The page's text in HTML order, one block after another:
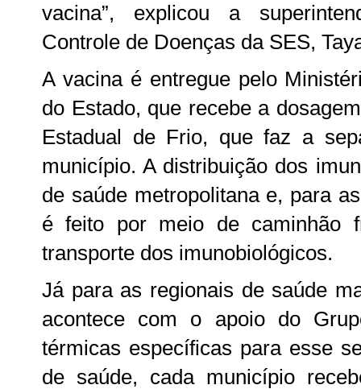
vacina”, explicou a
Controle de Doenças da SES,
A vacina é entregue pelo
do Estado, que recebe a
Estadual de Frio, que faz a
município. A distribuição dos
de saúde metropolitana e, para
é feito por meio de caminhão
transporte dos imunobiológicos.
Já para as regionais de saúde
acontece com o apoio do
térmicas específicas para esse
de saúde, cada município